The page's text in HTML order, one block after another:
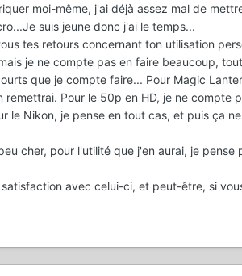
moi-même, j'ai déjà assez mal de
suis jeune donc j'ai le temps...
tes retours concernant ton utilisation
je ne compte pas en faire beaucoup,
que je compte faire... Pour Magic
Pour le 50p en HD, je ne compte
le Nikon, je pense en tout cas, et puis ça
cher, pour l'utilité que j'en aurai, je pense
avec celui-ci, et peut-être, si